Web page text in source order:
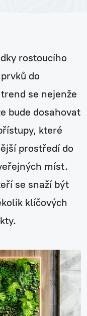
rostoucího
do
se nejenže
bude dosahovat
které
prostředí do
míst.
se snaží být
klíčových